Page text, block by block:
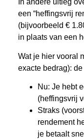
In andere uitleg
een “heffingsvrij
(bijvoorbeeld €
in plaats van een
Wat je hier vooral
exacte bedrag):
Nu: Je hebt
(heffingsvrij
Straks
rendement
je betaalt